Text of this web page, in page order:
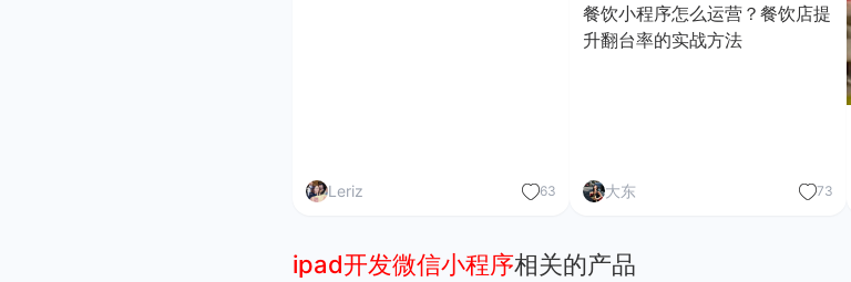
Leriz 63
餐饮小程序怎么运营？餐饮店提
升翻台率的实战方法
大东 73
ipad开发微信小程序相关的产品